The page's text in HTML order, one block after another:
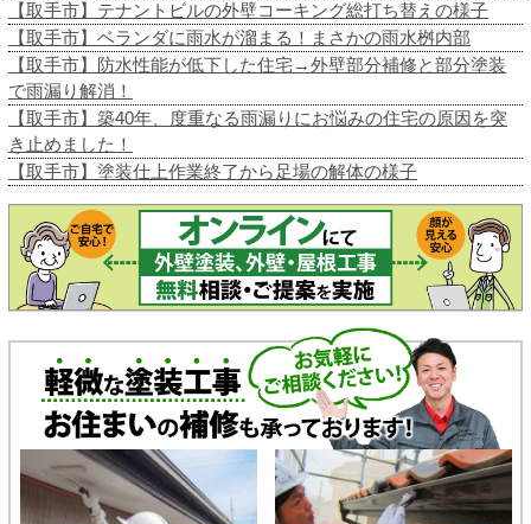
【取手市】テナントビルの外壁コーキング総打ち替えの様子
【取手市】ベランダに雨水が溜まる！まさかの雨水桝内部
【取手市】防水性能が低下した住宅→外壁部分補修と部分塗装
で雨漏り解消！
【取手市】築40年、度重なる雨漏りにお悩みの住宅の原因を突
き止めました！
【取手市】塗装仕上作業終了から足場の解体の様子